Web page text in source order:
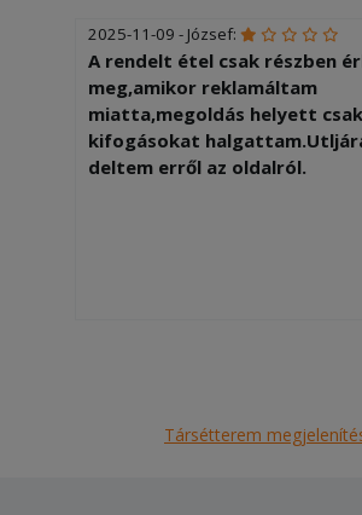
2025-11-09 - József:
A rendelt étel csak részben
meg,amikor reklamáltam
miatta,megoldás helyett csak
kifogásokat
deltem erről az oldalról.
Társétterem